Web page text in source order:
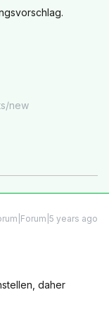
new
years ago
daher